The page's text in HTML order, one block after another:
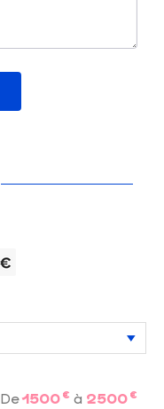
De1500 € à 2500 €